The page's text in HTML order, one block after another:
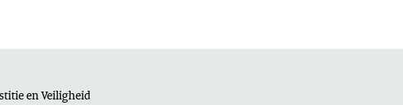
en Veiligheid